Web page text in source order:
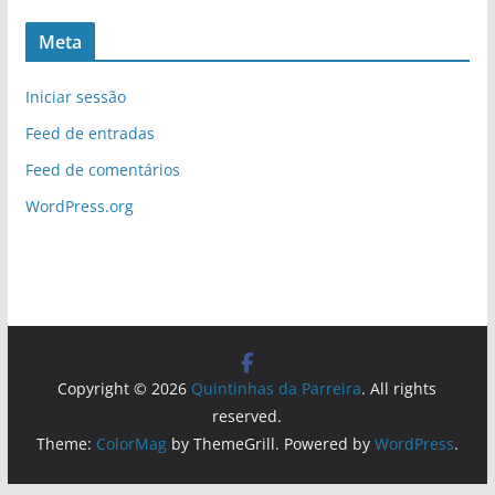
Meta
Iniciar sessão
Feed de entradas
Feed de comentários
WordPress.org
Copyright © 2026 Quintinhas da Parreira. All rights
reserved.
Theme: ColorMagby ThemeGrill. Powered by WordPress.